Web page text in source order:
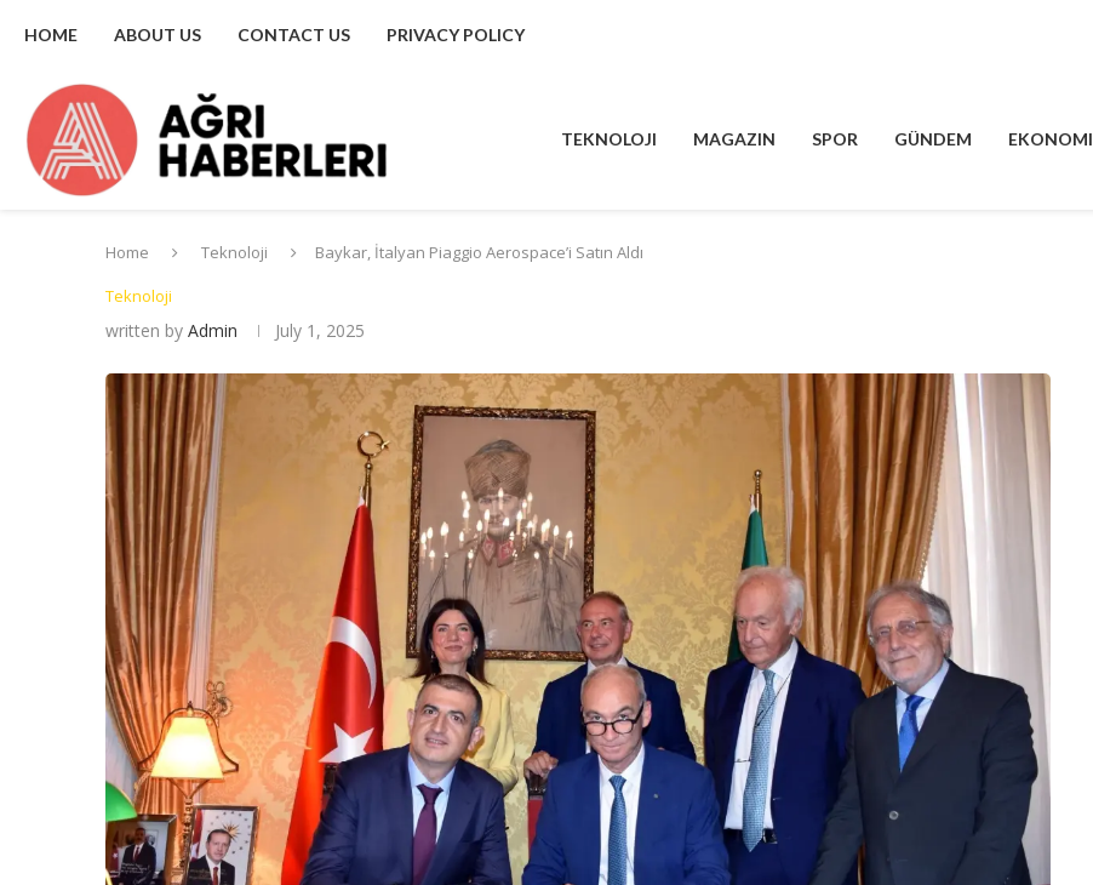
HOME ABOUT US CONTACT US PRIVACY POLICY
TEKNOLOJI MAGAZIN SPOR GÜNDEM EKONOMI
Home Teknoloji
Baykar, İtalyan Piaggio Aerospace’i Satın Aldı
Teknoloji
written by Admin July 1, 2025